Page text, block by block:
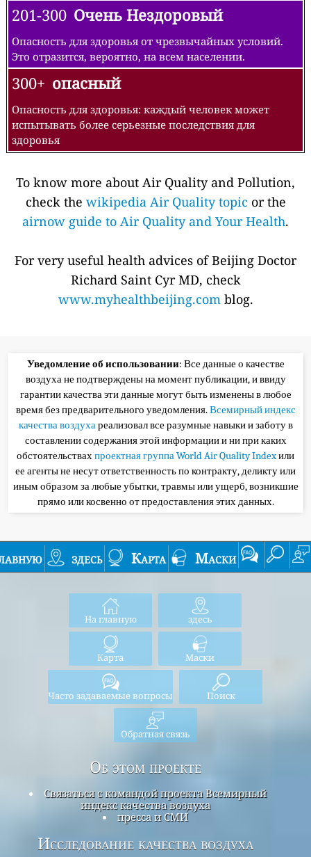
201-300 Очень Нездоровый
Опасность для здоровья от чрезвычайных условий.
Это отразится, вероятно, на всем населении.
300+ опасный
Опасность для здоровья: каждый человек может
испытывать более серьезные последствия для
здоровья
To know more about Air Quality and Pollution,
check the wikipedia Air Quality topic or the
airnow guide to Air Quality and Your Health.
For very useful health advices of Beijing Doctor
Richard Saint Cyr MD, check
www.myhealthbeijing.comblog.
Уведомление об использовании: Все данные о качестве
воздуха не подтверждены на момент публикации, и ввиду
гарантии качества эти данные могут быть изменены в любое
время без предварительного уведомления.Всемирный индекс
качества воздухареализовал все разумные навыки и заботу в
составлении содержания этой информации и ни при каких
обстоятельствахпроектная группа World Air Quality Indexили
ее агенты не несут ответственность по контракту, деликту или
иным образом за любые убытки, травмы или ущерб, возникшие
прямо или косвенно от предоставления этих данных.
здесь Карта Маски
На главную здесь
Карта Маски
Часто задаваемые вопросы Поиск
Обратная связь
Об этом проекте
Связаться с командой проекта Всемирный
индекс качества воздуха
пресса и СМИ
Исследование качества воздуха